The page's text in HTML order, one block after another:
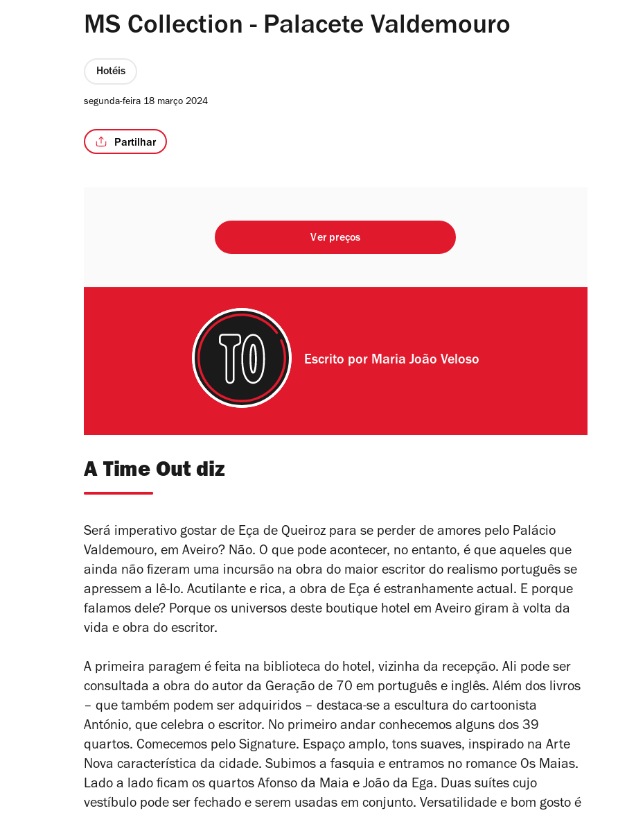
MS Collection - Palacete Valdemouro
Hotéis
segunda-feira 18 março 2024
Partilhar
Ver preços
Escrito por Maria João Veloso
A Time Out diz
Será imperativo gostar de Eça de Queiroz para se perder de amores pelo Palácio
Valdemouro, em Aveiro? Não. O que pode acontecer, no entanto, é que aqueles que
ainda não fizeram uma incursão na obra do maior escritor do realismo português se
apressem a lê-lo. Acutilante e rica, a obra de Eça é estranhamente actual. E porque
falamos dele? Porque os universos deste boutique hotel em Aveiro giram à volta da
vida e obra do escritor.
A primeira paragem é feita na biblioteca do hotel, vizinha da recepção. Ali pode ser
consultada a obra do autor da Geração de 70 em português e inglês. Além dos livros
– que também podem ser adquiridos – destaca-se a escultura do cartoonista
António, que celebra o escritor. No primeiro andar conhecemos alguns dos 39
quartos. Comecemos pelo Signature. Espaço amplo, tons suaves, inspirado na Arte
Nova característica da cidade. Subimos a fasquia e entramos no romance Os Maias.
Lado a lado ficam os quartos Afonso da Maia e João da Ega. Duas suítes cujo
vestíbulo pode ser fechado e serem usadas em conjunto. Versatilidade e bom gosto é